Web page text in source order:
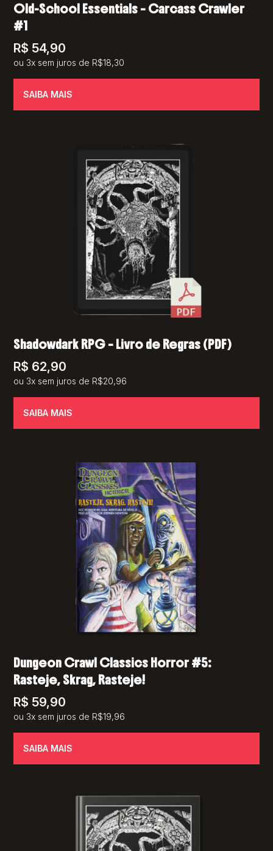
Old-School Essentials – Carcass Crawler
#1
R$ 54,90
ou 3x sem juros de R$18,30
SAIBA MAIS
Shadowdark RPG – Livro de Regras (PDF)
R$ 62,90
ou 3x sem juros de R$20,96
SAIBA MAIS
Dungeon Crawl Classics Horror #5:
Rasteje, Skrag, Rasteje!
R$ 59,90
ou 3x sem juros de R$19,96
SAIBA MAIS